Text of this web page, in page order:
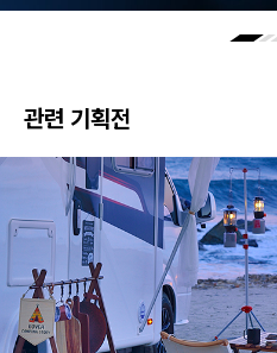
관련 기획전